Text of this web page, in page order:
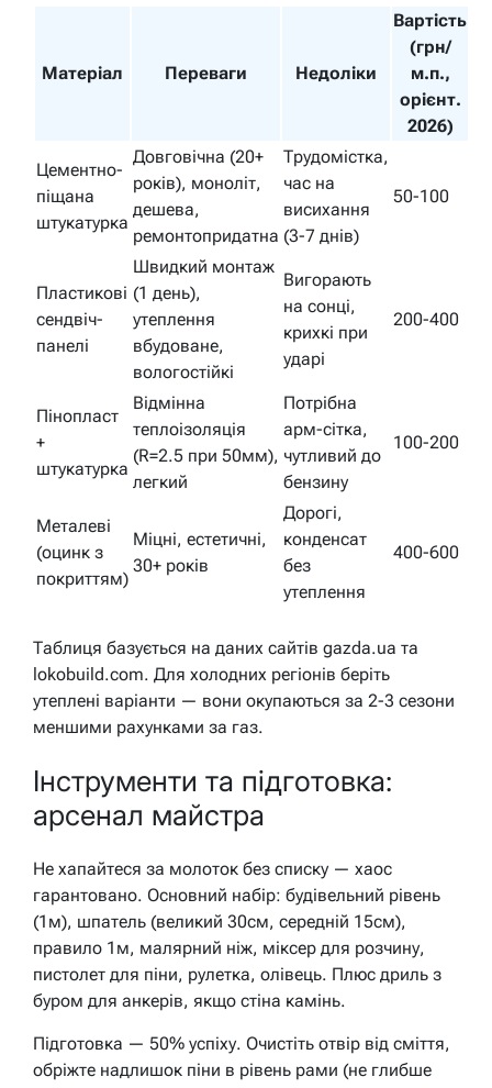
Матеріал Переваги Недоліки
Вартість
(грн/
м.п.,
орієнт.
2026)
Цементно-
піщана
штукатурка
Довговічна (20+
років), моноліт,
дешева,
ремонтопридатна
Трудомістка,
час на
висихання
(3-7 днів)
50-100
Пластикові
сендвіч-
панелі
Швидкий монтаж
(1 день),
утеплення
вбудоване,
вологостійкі
Вигорають
на сонці,
крихкі при
ударі
200-400
Пінопласт
+
штукатурка
Відмінна
теплоізоляція
(R=2.5 при 50мм),
легкий
Потрібна
арм-сітка,
чутливий до
бензину
100-200
Металеві
(оцинк з
покриттям)
Міцні, естетичні,
30+ років
Дорогі,
конденсат
без
утеплення
400-600
Таблиця базується на даних сайтів gazda.ua та
lokobuild.com. Для холодних регіонів беріть
утеплені варіанти — вони окупаються за 2-3 сезони
меншими рахунками за газ.
Інструменти та підготовка:
арсенал майстра
Не хапайтеся за молоток без списку — хаос
гарантовано. Основний набір: будівельний рівень
(1м), шпатель (великий 30см, середній 15см),
правило 1м, малярний ніж, міксер для розчину,
пистолет для піни, рулетка, олівець. Плюс дриль з
буром для анкерів, якщо стіна камінь.
Підготовка — 50% успіху. Очистіть отвір від сміття,
обріжте надлишок піни в рівень рами (не глибше